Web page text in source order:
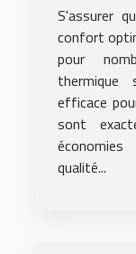
S'assurer
confort
pour
thermique
efficace
sont
qualité...